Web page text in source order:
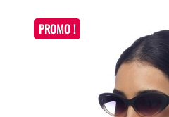
PROMO !